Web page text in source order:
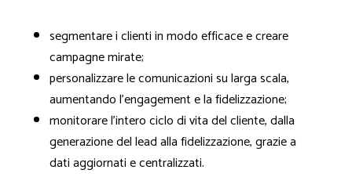
segmentare i clienti in modo efficace e creare
campagne mirate;
personalizzare le comunicazioni su larga scala,
aumentando l'engagement e la fidelizzazione;
monitorare l’intero ciclo di vita del cliente, dalla
generazione del lead alla fidelizzazione, grazie a
dati aggiornati e centralizzati.